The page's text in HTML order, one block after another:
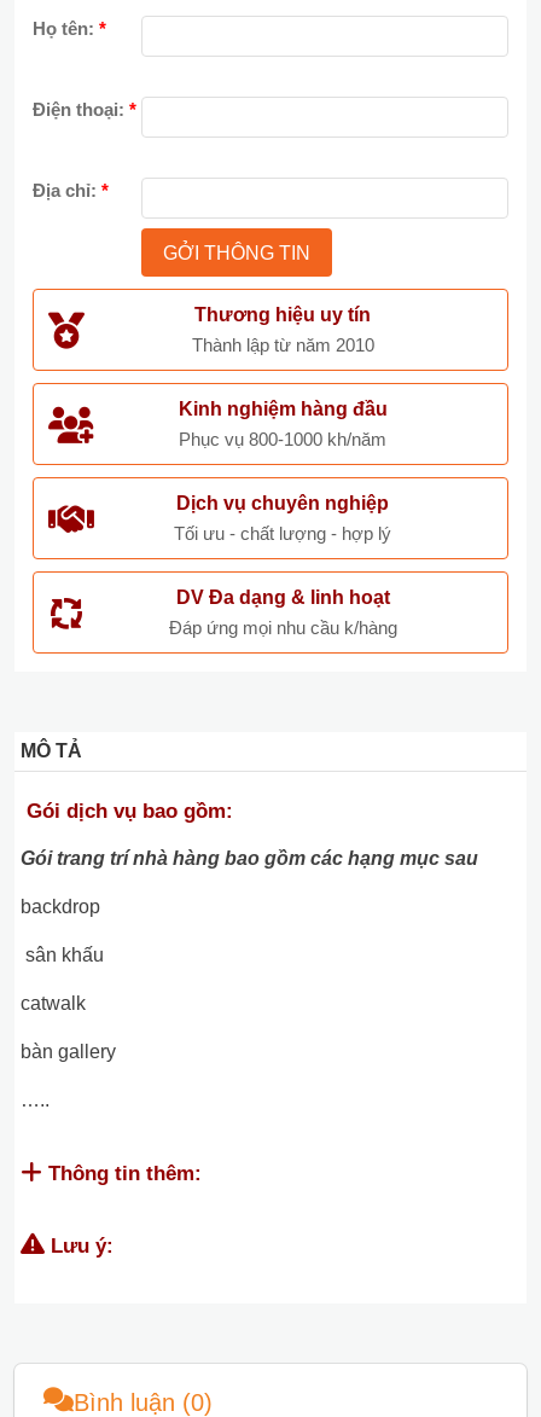
Họ tên: *
Điện thoại: *
Địa chỉ: *
Thương hiệu uy tín
Thành lập từ năm 2010
Kinh nghiệm hàng đầu
Phục vụ 800-1000 kh/năm
Dịch vụ chuyên nghiệp
Tối ưu - chất lượng - hợp lý
DV Đa dạng & linh hoạt
Đáp ứng mọi nhu cầu k/hàng
MÔ TẢ
Gói dịch vụ bao gồm:
Gói trang trí nhà hàng bao gồm các hạng mục sau
backdrop
sân khấu
catwalk
bàn gallery
…..
Thông tin thêm:
Lưu ý:
Bình luận (0)